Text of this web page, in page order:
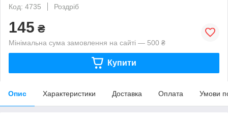
Код: 4735
Роздріб
145 ₴
Мінімальна сума замовлення на сайті — 500 ₴
Купити
Опис Характеристики Доставка Оплата Умови